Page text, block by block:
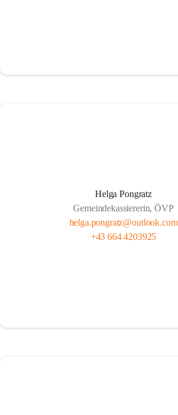
Helga Pongratz
Gemeindekassiererin, ÖVP
helga.pongratz@outlook.com
+43 664 4203925